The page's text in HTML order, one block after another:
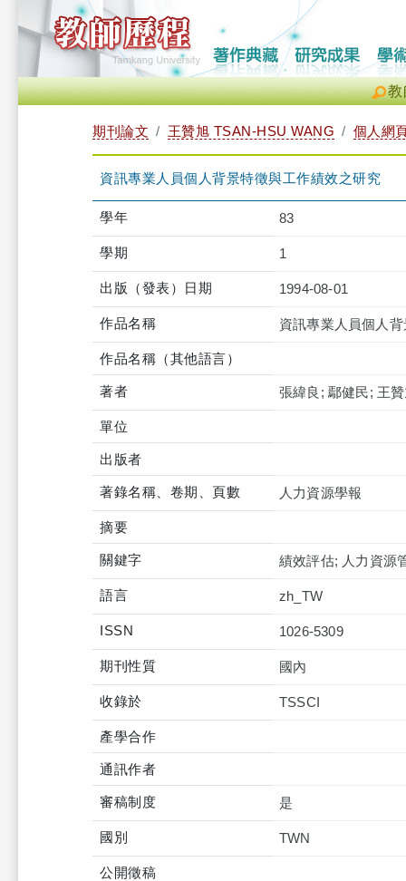
教
期刊論文 王贊旭 TSAN-HSU WANG 個人網
資訊專業人員個人背景特徵與工作績效之研究
學年 83
學期 1
出版（發表）日期 1994-08-01
作品名稱 資訊專業人員個人
作品名稱（其他語言）
著者 張緯良; 鄢健民; 王
單位
出版者
著錄名稱、卷期、頁數 人力資源學報
摘要
關鍵字 績效評估; 人力資源
語言 zh_TW
ISSN 1026-5309
期刊性質 國內
收錄於
產學合作
通訊作者
審稿制度 是
國別 TWN
公開徵稿